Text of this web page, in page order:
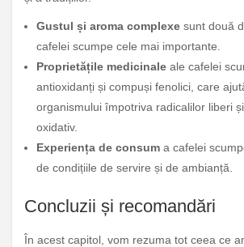
Gustul și aroma complexe sunt două
cafelei scumpe cele mai importante.
Proprietățile medicinale ale cafelei
antioxidanți și compuși fenolici, care
organismului împotriva radicalilor liberi
oxidativ.
Experiența de consum a cafelei
de condițiile de servire și de ambianță.
Concluzii și recomandări
În acest capitol, vom rezuma tot ceea ce